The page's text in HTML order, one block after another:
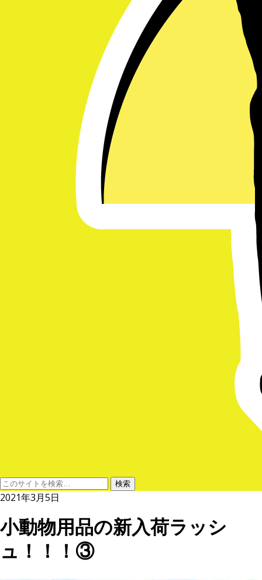
2021年3月5日
小動物用品の新入荷ラッシ
ュ！！！③